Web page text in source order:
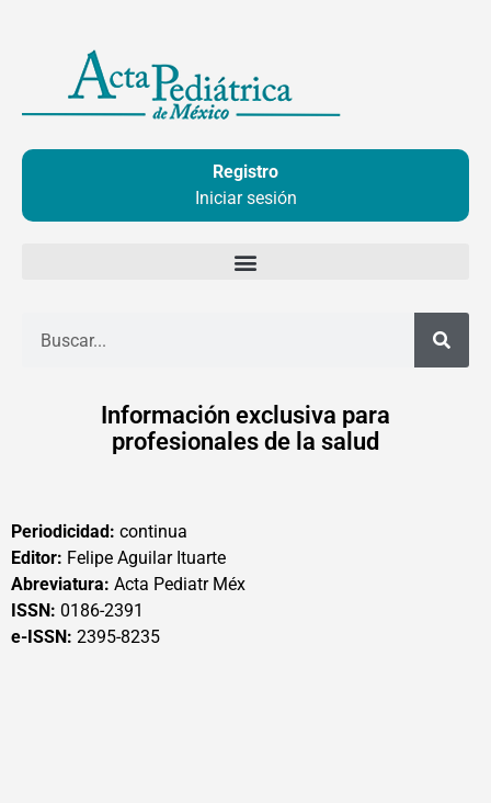
contenido
Registro
Iniciar sesión
Información exclusiva para
profesionales de la salud
Periodicidad: continua
Editor: Felipe Aguilar Ituarte
Abreviatura: Acta Pediatr Méx
ISSN: 0186-2391
e-ISSN: 2395-8235